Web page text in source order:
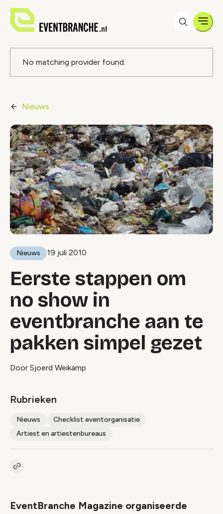
Foutmelding
No matching provider found.
Nieuws
Nieuws 19 juli 2010
Eerste stappen om
no show in
eventbranche aan te
pakken simpel gezet
Door Sjoerd Weikamp
Rubrieken
Nieuws
Checklist eventorganisatie
Artiest en artiestenbureaus
Kopieer link naar artikel
EventBranche Magazine organiseerde